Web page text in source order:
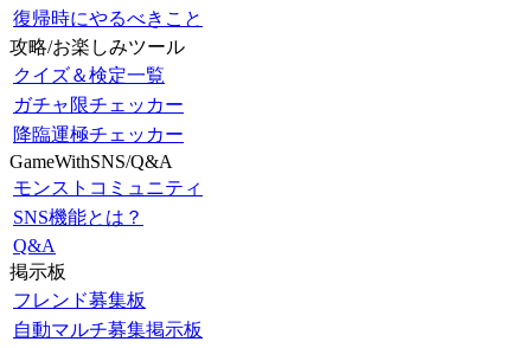
復帰時にやるべきこと
攻略/お楽しみツール
クイズ＆検定一覧
ガチャ限チェッカー
降臨運極チェッカー
GameWithSNS/Q&A
モンストコミュニティ
SNS機能とは？
Q&A
掲示板
フレンド募集板
自動マルチ募集掲示板